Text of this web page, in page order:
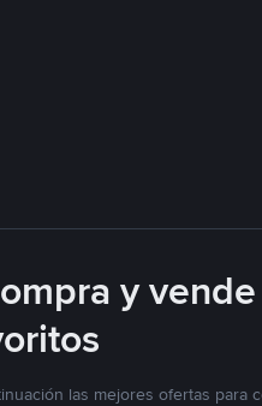
y
las mejores ofertas para